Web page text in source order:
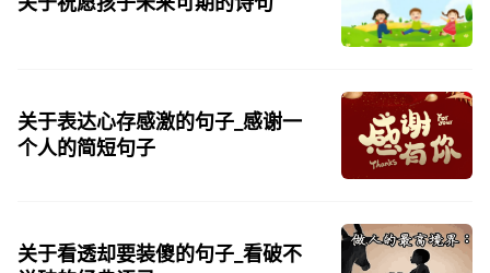
关于表达心存感激的句子_感谢一
个人的简短句子
关于看透却要装傻的句子_看破不